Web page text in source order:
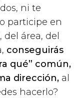
ni te
participe en
área, del
conseguirás
qué” común,
dirección, al
hacerlo?